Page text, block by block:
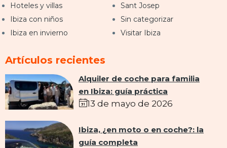
Hoteles y villas
Ibiza con niños
Ibiza en invierno
Sant Josep
Sin categorizar
Visitar Ibiza
Artículos recientes
Alquiler de coche para familia
en Ibiza: guía práctica
13 de mayo de 2026
Ibiza, ¿en moto o en coche?: la
guía completa